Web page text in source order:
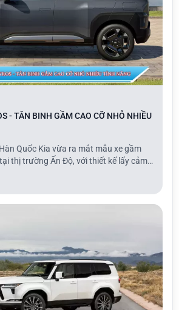
- TÂN BINH GẦM CAO CỠ NHỎ NHIỀU
Quốc Kia vừa ra mắt mẫu xe gầm
thị trường Ấn Độ, với thiết kế lấy cảm
bị hàng loạt tính năng, công nghệ an
định vị giữa Sonet và Seltos, Kia Syros
động c